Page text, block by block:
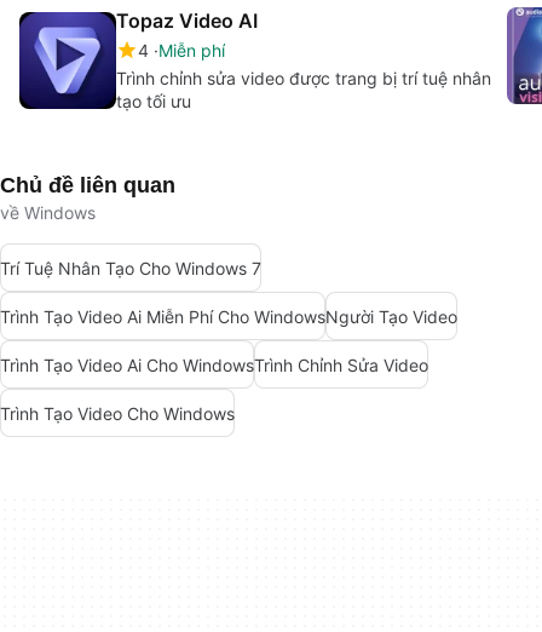
Topaz Video AI
4 Miễn phí
Trình chỉnh sửa video được trang bị trí tuệ nhân
tạo tối ưu
Chủ đề liên quan
về Windows
Trí Tuệ Nhân Tạo Cho Windows 7
Trình Tạo Video Ai Miễn Phí Cho WindowsNgười Tạo Video
Trình Tạo Video Ai Cho WindowsTrình Chỉnh Sửa Video
Trình Tạo Video Cho Windows